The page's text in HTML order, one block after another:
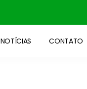
NOTÍCIAS CONTATO